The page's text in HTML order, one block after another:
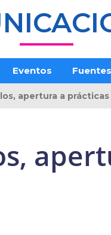
Eventos
apertura a